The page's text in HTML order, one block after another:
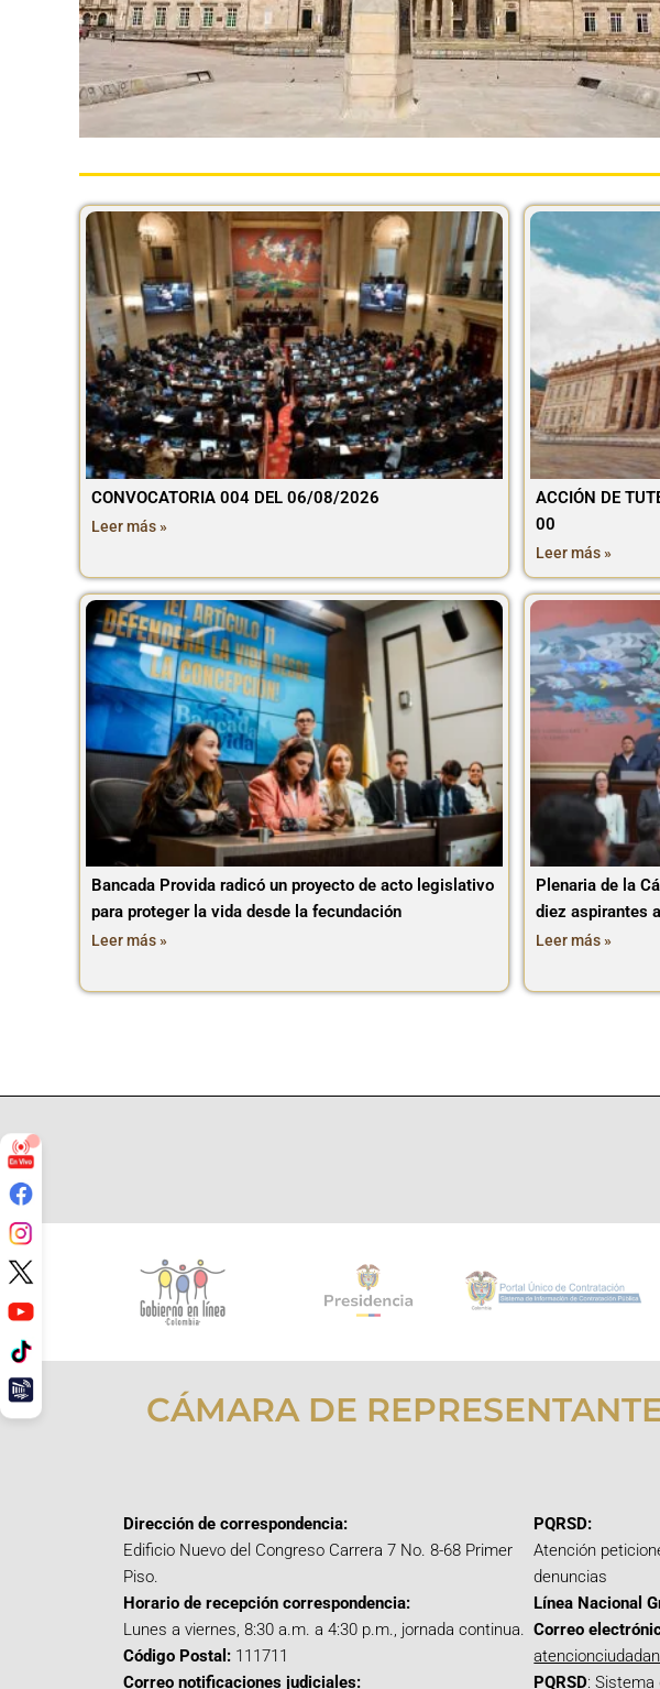
CONVOCATORIA 004 DEL 06/08/2026
Leer más »
ACCIÓN DE
00
Leer más »
Bancada Provida radicó un proyecto de acto legislativo
para proteger la vida desde la fecundación
Leer más »
Plenaria de la
diez aspirantes
Leer más »
CÁMARA DE
Dirección de correspondencia:
Edificio Nuevo del Congreso Carrera 7 No. 8-68 Primer
Piso.
Horario de recepción correspondencia:
Lunes a viernes, 8:30 a.m. a 4:30 p.m., jornada continua.
Código Postal: 111711
Correo notificaciones judiciales:
PQRSD:
Atención
denuncias
Línea Nacional
Correo
PQRSD: Sistema